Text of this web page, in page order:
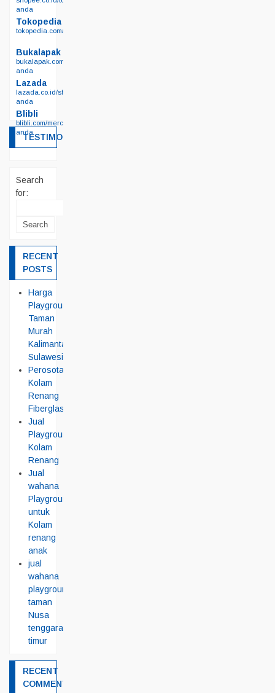
anda
Tokopedia
tokopedia.com/edutoyssurabaya
Bukalapak
bukalapak.com/lapak-
anda
Lazada
lazada.co.id/shop/toko-
anda
Blibli
blibli.com/merchant/toko-
anda
TESTIMONIAL
Search
for:
RECENT
POSTS
Harga
Playground
Taman
Murah
Kalimantan
Sulawesi
Perosotan
Kolam
Renang
Fiberglass
Jual
Playground
Kolam
Renang
Jual
wahana
Playground
untuk
Kolam
renang
anak
jual
wahana
playground
taman
Nusa
tenggara
timur
RECENT
COMMENTS